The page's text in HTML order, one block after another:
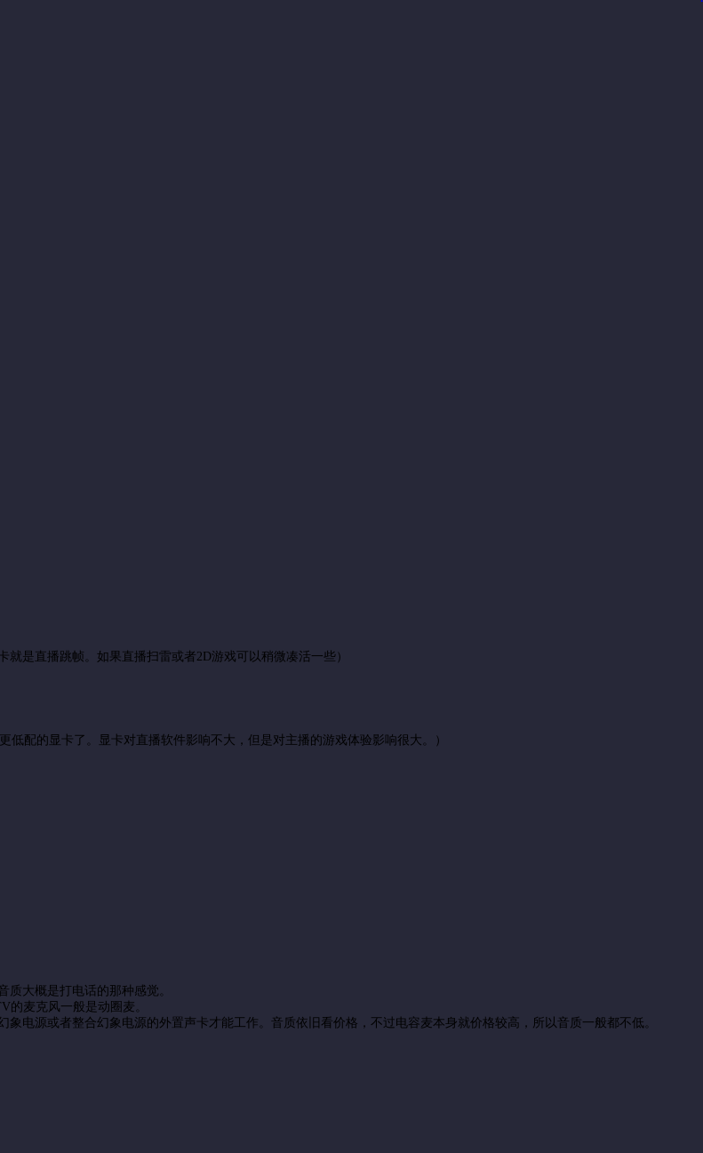
就是直播跳帧。如果直播扫雷或者2D游戏可以稍微凑活一些）
配的显卡了。显卡对直播软件影响不大，但是对主播的游戏体验影响很大。）
大概是打电话的那种感觉。
的麦克风一般是动圈麦。
象电源或者整合幻象电源的外置声卡才能工作 。音质依旧看价格，不过电容麦本身就价格较高，所以音质一般都不低。